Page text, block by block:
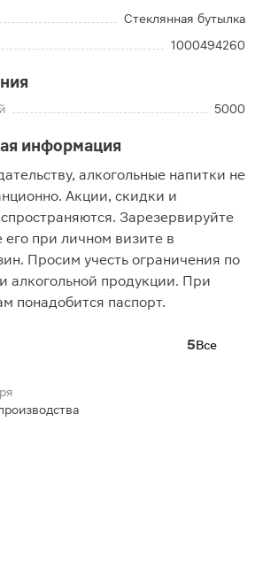
Стеклянная бутылка
1000494260
5000
информация
алкогольные напитки не
Акции, скидки и
Зарезервируйте
его при личном визите в
Просим учесть ограничения по
алкогольной продукции. При
понадобится паспорт.
5Все